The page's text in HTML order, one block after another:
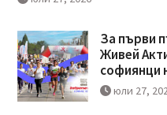
За първи
Живей
софиянци
юли 27,